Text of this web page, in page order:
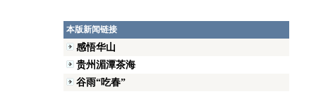
本版新闻链接
感悟华山
贵州湄潭茶海
谷雨“吃春”